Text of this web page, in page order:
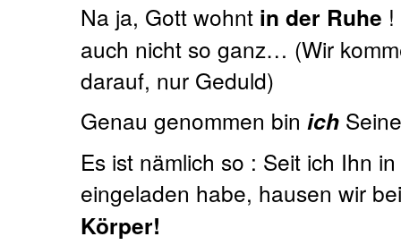
Na ja, Gott wohnt in der Ruhe
auch nicht so ganz… (Wir
darauf, nur Geduld)
Genau genommen bin ich
Es ist nämlich so : Seit ich Ihn
eingeladen habe, hausen wir
Körper!